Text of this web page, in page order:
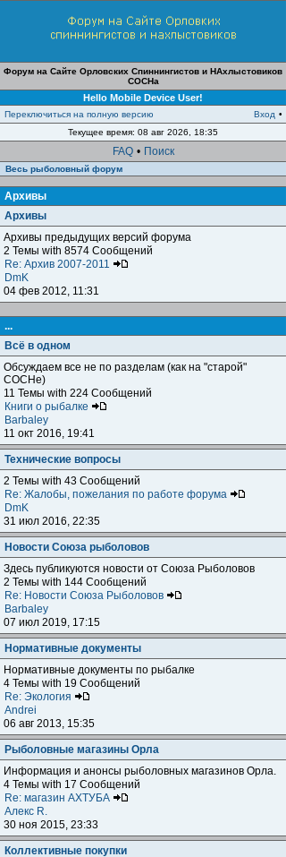
Форум на Сайте Орловских Спиннингистов и НАхлыстовиков
СОСНа
Hello Mobile Device User!
Переключиться на полную версию Вход •
Текущее время: 08 авг 2026, 18:35
FAQ • Поиск
Весь рыболовный форум
Архивы
Архивы
Архивы предыдущих версий форума
2 Темы with 8574 Сообщений
Re: Архив 2007-2011
DmK
04 фев 2012, 11:31
...
Всё в одном
Обсуждаем все не по разделам (как на "старой"
СОСНе)
11 Темы with 224 Сообщений
Книги о рыбалке
Barbaley
11 окт 2016, 19:41
Технические вопросы
2 Темы with 43 Сообщений
Re: Жалобы, пожелания по работе форума
DmK
31 июл 2016, 22:35
Новости Союза рыболовов
Здесь публикуются новости от Союза Рыболовов
2 Темы with 144 Сообщений
Re: Новости Союза Рыболовов
Barbaley
07 июл 2019, 17:15
Нормативные документы
Нормативные документы по рыбалке
4 Темы with 19 Сообщений
Re: Экология
Andrei
06 авг 2013, 15:35
Рыболовные магазины Орла
Информация и анонсы рыболовных магазинов Орла.
4 Темы with 17 Сообщений
Re: магазин АХТУБА
Алекс R.
30 ноя 2015, 23:33
Коллективные покупки